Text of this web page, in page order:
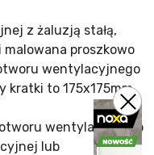
z żaluzją stałą,
proszkowo
wentylacyjnego
kratki to 175x175mm.
wentylacyjnego
lub